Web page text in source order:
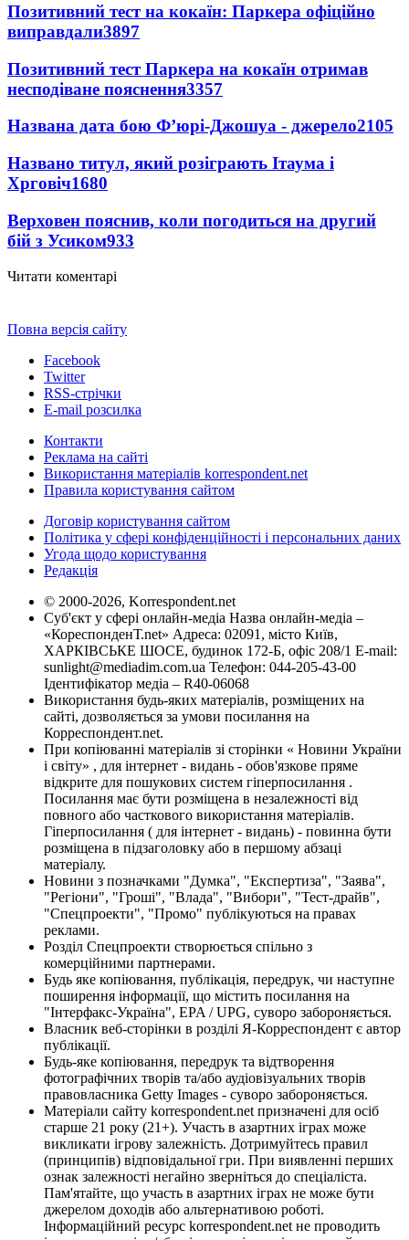
Позитивний тест на кокаїн: Паркера офіційно
виправдали3897
Позитивний тест Паркера на кокаїн отримав
несподіване пояснення3357
Названа дата бою Ф’юрі-Джошуа - джерело2105
Названо титул, який розіграють Ітаума і
Хрговіч1680
Верховен пояснив, коли погодиться на другий
бій з Усиком933
Читати коментарі
Повна версія сайту
Facebook
Twitter
RSS-стрічки
E-mail розсилка
Контакти
Реклама на сайті
Використання матеріалів korrespondent.net
Правила користування сайтом
Договір користування сайтом
Політика у сфері конфіденційності і персональних даних
Угода щодо користування
Редакція
© 2000-2026, Korrespondent.net
Суб'єкт у сфері онлайн-медіа Назва онлайн-медіа –
«КореспонденТ.net» Адреса: 02091, місто Київ,
ХАРКІВСЬКЕ ШОСЕ, будинок 172-Б, офіс 208/1 E-mail:
sunlight@mediadim.com.ua Телефон: 044-205-43-00
Ідентифікатор медіа – R40-06068
Використання будь-яких матеріалів, розміщених на
сайті, дозволяється за умови посилання на
Корреспондент.net.
При копіюванні матеріалів зі сторінки « Новини України
і світу» , для інтернет - видань - обов'язкове пряме
відкрите для пошукових систем гіперпосилання .
Посилання має бути розміщена в незалежності від
повного або часткового використання матеріалів.
Гіперпосилання ( для інтернет - видань) - повинна бути
розміщена в підзаголовку або в першому абзаці
матеріалу.
Новини з позначками "Думка", "Експертиза", "Заява",
"Регіони", "Гроші", "Влада", "Вибори", "Тест-драйв",
"Спецпроекти", "Промо" публікуються на правах
реклами.
Розділ Спецпроекти створюється спільно з
комерційними партнерами.
Будь яке копіювання, публікація, передрук, чи наступне
поширення інформації, що містить посилання на
"Інтерфакс-Україна", EPA / UPG, суворо забороняється.
Власник веб-сторінки в розділі Я-Корреспондент є автор
публікації.
Будь-яке копіювання, передрук та відтворення
фотографічних творів та/або аудіовізуальних творів
правовласника Getty Images - суворо забороняється.
Матеріали сайту korrespondent.net призначені для осіб
старше 21 року (21+). Участь в азартних іграх може
викликати ігрову залежність. Дотримуйтесь правил
(принципів) відповідальної гри. При виявленні перших
ознак залежності негайно зверніться до спеціаліста.
Пам'ятайте, що участь в азартних іграх не може бути
джерелом доходів або альтернативою роботі.
Інформаційний ресурс korrespondent.net не проводить